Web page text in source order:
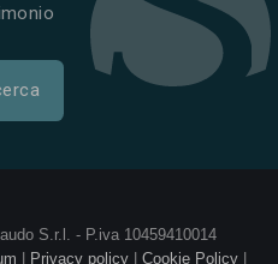
S.r.l. - P.iva 10459410014
Privacy policy Cookie Policy